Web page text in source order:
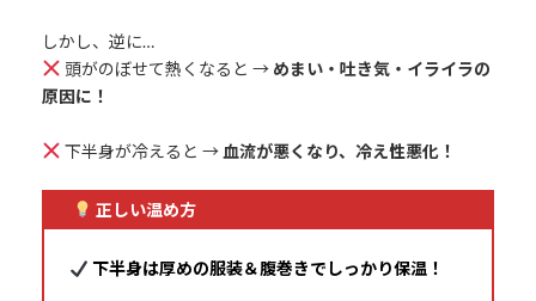
しかし、逆に…
頭がのぼせて熱くなると → めまい・吐き気・イライラの
原因に！
下半身が冷えると → 血流が悪くなり、冷え性悪化！
正しい温め方
下半身は厚めの服装＆腹巻きでしっかり保温！